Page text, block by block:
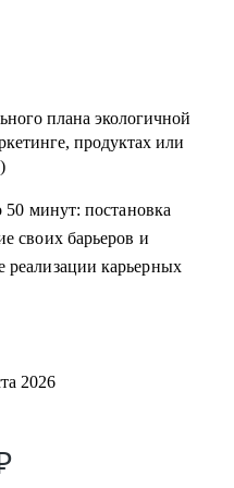
подразделений
поверить в себя или
реалистичный план и
эффективно и
плана экологичной
продуктах или
50 минут: постановка
своих барьеров и
реализации карьерных
2026